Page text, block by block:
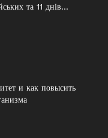
та 11 днів...
и как повысить